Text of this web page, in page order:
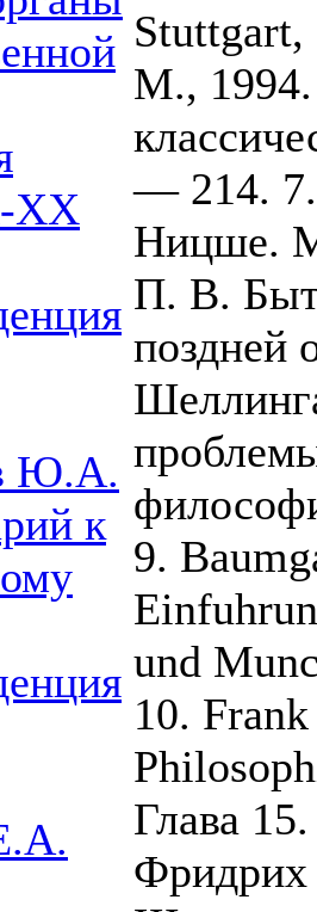
ХХ
Ю.А.
к
M.,
— 214.
Ницше.
П. В.
поздней
9.
und
10.
Глава
Фридрих